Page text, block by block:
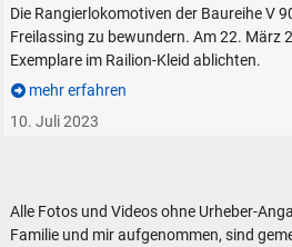
Die Rangierlokomotiven der Baureihe V
Freilassing zu bewundern. Am 22. März
Exemplare im Railion-Kleid ablichten.
mehr erfahren
10. Juli 2023
Alle Fotos und Videos ohne Urheber-
Familie und mir aufgenommen, sind